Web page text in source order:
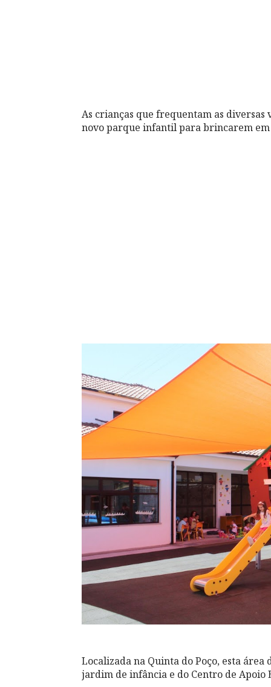
As crianças que frequentam as
novo parque infantil para brincarem em
Localizada na Quinta do Poço, esta
jardim de infância e do Centro de